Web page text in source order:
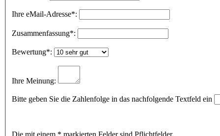
Ihre eMail-Adresse*:
Zusammenfassung*:
Bewertung*:
Ihre Meinung:
Bitte geben Sie die Zahlenfolge in das nachfolgende Textfeld ein
Die mit einem * markierten Felder sind Pflichtfelder.